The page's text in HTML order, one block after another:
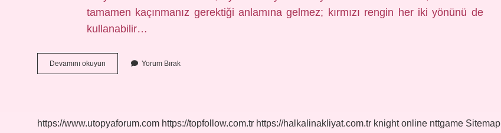
tamamen kaçınmanız gerektiği anlamına gelmez; kırmızı rengin her iki yönünü de
kullanabilir…
Devamını okuyun Enerjinin
Rengi
Yorum Bırak
https://www.utopyaforum.com https://topfollow.com.tr https://halkalinakliyat.com.tr knight online nttgame Sitemap